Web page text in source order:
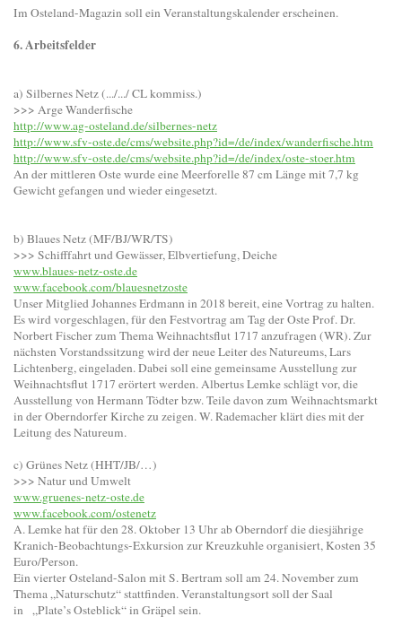
Im Osteland-Magazin soll ein Veranstaltungskalender erscheinen.
6. Arbeitsfelder
a) Silbernes Netz (.../.../ CL kommiss.)
>>> Arge Wanderfische
http://www.ag-osteland.de/silbernes-netz
http://www.sfv-oste.de/cms/website.php?id=/de/index/wanderfische.htm
http://www.sfv-oste.de/cms/website.php?id=/de/index/oste-stoer.htm
An der mittleren Oste wurde eine Meerforelle 87 cm Länge mit 7,7 kg
Gewicht gefangen und wieder eingesetzt.
b) Blaues Netz (MF/BJ/WR/TS)
>>> Schifffahrt und Gewässer, Elbvertiefung, Deiche
www.blaues-netz-oste.de
www.facebook.com/blauesnetzoste
Unser Mitglied Johannes Erdmann in 2018 bereit, eine Vortrag zu halten.
Es wird vorgeschlagen, für den Festvortrag am Tag der Oste Prof. Dr.
Norbert Fischer zum Thema Weihnachtsflut 1717 anzufragen (WR). Zur
nächsten Vorstandssitzung wird der neue Leiter des Natureums, Lars
Lichtenberg, eingeladen. Dabei soll eine gemeinsame Ausstellung zur
Weihnachtsflut 1717 erörtert werden. Albertus Lemke schlägt vor, die
Ausstellung von Hermann Tödter bzw. Teile davon zum Weihnachtsmarkt
in der Oberndorfer Kirche zu zeigen. W. Rademacher klärt dies mit der
Leitung des Natureum.
c) Grünes Netz (HHT/JB/…)
>>> Natur und Umwelt
www.gruenes-netz-oste.de
www.facebook.com/ostenetz
A. Lemke hat für den 28. Oktober 13 Uhr ab Oberndorf die diesjährige
Kranich-Beobachtungs-Exkursion zur Kreuzkuhle organisiert, Kosten 35
Euro/Person.
Ein vierter Osteland-Salon mit S. Bertram soll am 24. November zum
Thema „Naturschutz“ stattfinden. Veranstaltungsort soll der Saal
in „Plate’s Osteblick“ in Gräpel sein.